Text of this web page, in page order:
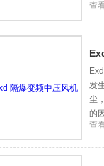
定
查
发
尘
的
定
查